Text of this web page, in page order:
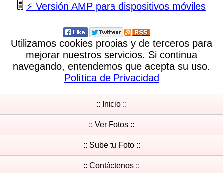
⚡ Versión AMP para dispositivos móviles
Utilizamos cookies propias y de terceros para
mejorar nuestros servicios. Si continua
navegando, entendemos que acepta su uso.
Política de Privacidad
:: Inicio ::
:: Ver Fotos ::
:: Sube tu Foto ::
:: Contáctenos ::